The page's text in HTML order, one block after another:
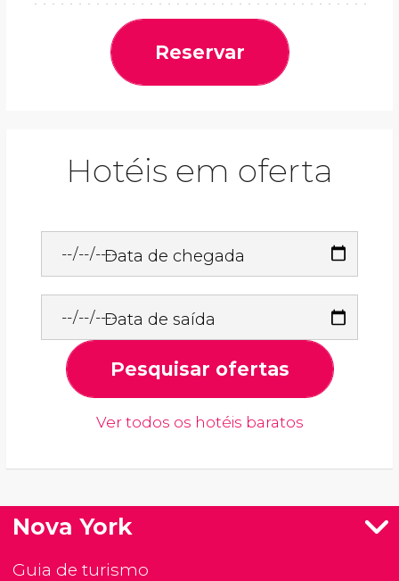
Reservar
Hotéis em oferta
Data de chegada
Data de saída
Pesquisar ofertas
Ver todos os hotéis baratos
Nova York
Guia de turismo